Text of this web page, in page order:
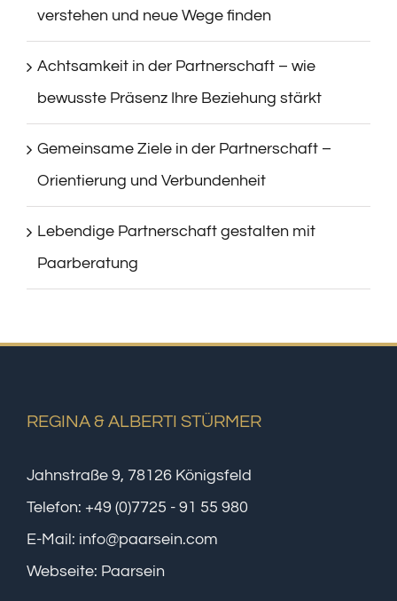
verstehen und neue Wege finden
Achtsamkeit in der Partnerschaft – wie
bewusste Präsenz Ihre Beziehung stärkt
Gemeinsame Ziele in der Partnerschaft –
Orientierung und Verbundenheit
Lebendige Partnerschaft gestalten mit
Paarberatung
REGINA & ALBERTI STÜRMER
Jahnstraße 9, 78126 Königsfeld
Telefon: +49 (0)7725 - 91 55 980
E-Mail: info@paarsein.com
Webseite: Paarsein